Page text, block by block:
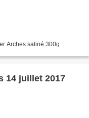
Arches satiné 300g
14 juillet 2017